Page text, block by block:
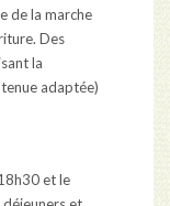
de la marche
Des
la
adaptée)
et le